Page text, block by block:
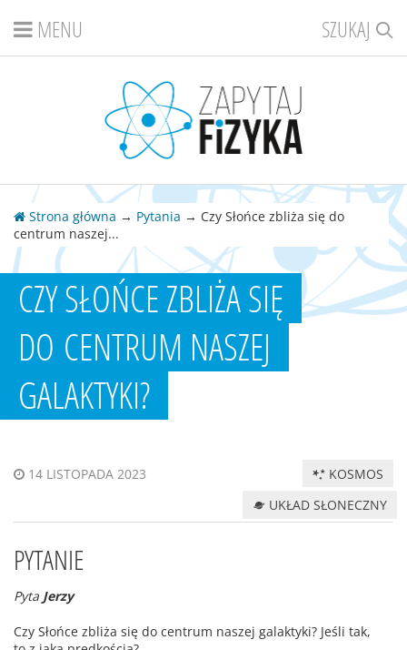
SZUKAJ
MENU
Strona główna → Pytania → Czy Słońce zbliża się do
centrum naszej...
CZY SŁOŃCE ZBLIŻA SIĘ
DO CENTRUM NASZEJ
GALAKTYKI?
14 LISTOPADA 2023
KOSMOS
UKŁAD SŁONECZNY
PYTANIE
Pyta Jerzy
Czy Słońce zbliża się do centrum naszej galaktyki? Jeśli tak,